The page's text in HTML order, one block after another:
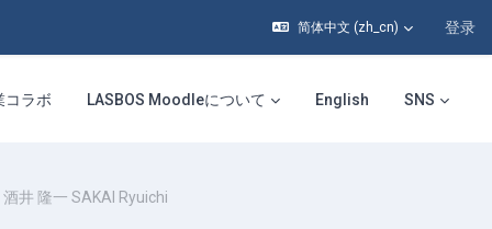
简体中文 ‎(zh_cn)‎ 登录
コラボ LASBOS Moodleについて English SNS
酒井 隆一 SAKAI Ryuichi